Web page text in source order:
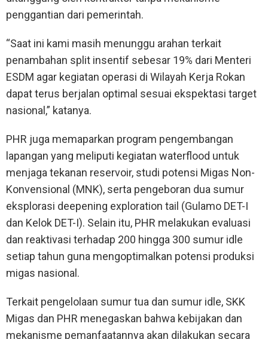
penggantian dari pemerintah.
“Saat ini kami masih menunggu arahan terkait
penambahan split insentif sebesar 19% dari Menteri
ESDM agar kegiatan operasi di Wilayah Kerja Rokan
dapat terus berjalan optimal sesuai ekspektasi target
nasional,” katanya.
PHR juga memaparkan program pengembangan
lapangan yang meliputi kegiatan waterflood untuk
menjaga tekanan reservoir, studi potensi Migas Non-
Konvensional (MNK), serta pengeboran dua sumur
eksplorasi deepening exploration tail (Gulamo DET-I
dan Kelok DET-I). Selain itu, PHR melakukan evaluasi
dan reaktivasi terhadap 200 hingga 300 sumur idle
setiap tahun guna mengoptimalkan potensi produksi
migas nasional.
Terkait pengelolaan sumur tua dan sumur idle, SKK
Migas dan PHR menegaskan bahwa kebijakan dan
mekanisme pemanfaatannya akan dilakukan secara